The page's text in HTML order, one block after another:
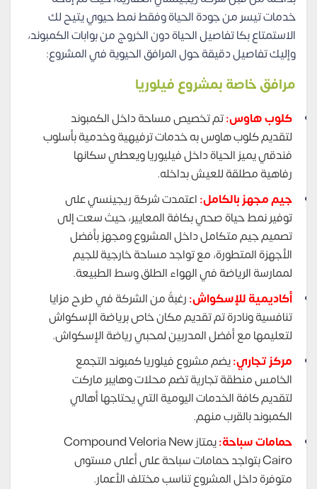
خدمات تيسر من جودة الحياة وفقط نمط حيوي يتيح لك
الاستمتاع بكا تفاصيل الحياة دون الخروج من بوابات الكمبوند،
وإليك تفاصيل دقيقة حول المرافق الحيوية في المشروع:
مرافق خاصة بمشروع فيلوريا
كلوب هاوس:تم تخصيص مساحة داخل الكمبوند
لتقديم كلوب هاوس به خدمات ترفيهية وخدمية بأسلوب
فندقي يميز الحياة داخل فيليوريا ويعطي سكانها
رفاهية مطلقة للعيش بداخله.
جيم مجهز بالكامل:اعتمدت شركة ريجينسي على
توفير نمط حياة صحي بكافة المعايير، حيث سعت إلى
تصميم جيم متكامل داخل المشروع ومجهز بأفضل
الأجهزة المتطورة، مع تواجد مساحة خارجية للجيم
لممارسة الرياضة في الهواء الطلق وسط الطبيعة.
أكاديمية للإسكواش:رغبةً من الشركة في طرح مزايا
تنافسية ونادرة تم تقديم مكان خاص برياضة الإسكواش
لتعليمها مع أفضل المدربين لمحبي رياضة الإسكواش.
مركز تجاري:يضم مشروع فيلوريا كمبوند التجمع
الخامس منطقة تجارية تضم محلات وهايبر ماركت
لتقديم كافة الخدمات اليومية التي يحتاجها أهالي
الكمبوند بالقرب منهم.
حمامات سباحة:
يمتاز Compound Veloria New
Cairo بتواجد حمامات سباحة على أعلى مستوى
متوفرة داخل المشروع تناسب مختلف الأعمار.